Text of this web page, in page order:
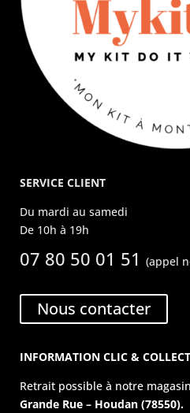
SERVICE CLIENT
Du mardi au samedi
De 10h à 19h
07 80 50 01 51(appel
Nous contacter
INFORMATION CLIC & COLLECT
Retrait possible à notre
Grande Rue – Houdan (78550).